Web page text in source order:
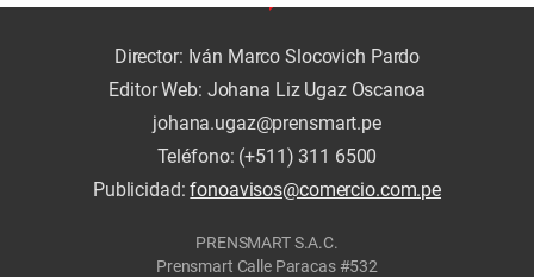
Director: Iván Marco Slocovich Pardo
Editor Web: Johana Liz Ugaz Oscanoa
johana.ugaz@prensmart.pe
Teléfono: (+511) 311 6500
Publicidad:fonoavisos@comercio.com.pe
PRENSMART S.A.C.
Prensmart Calle Paracas #532